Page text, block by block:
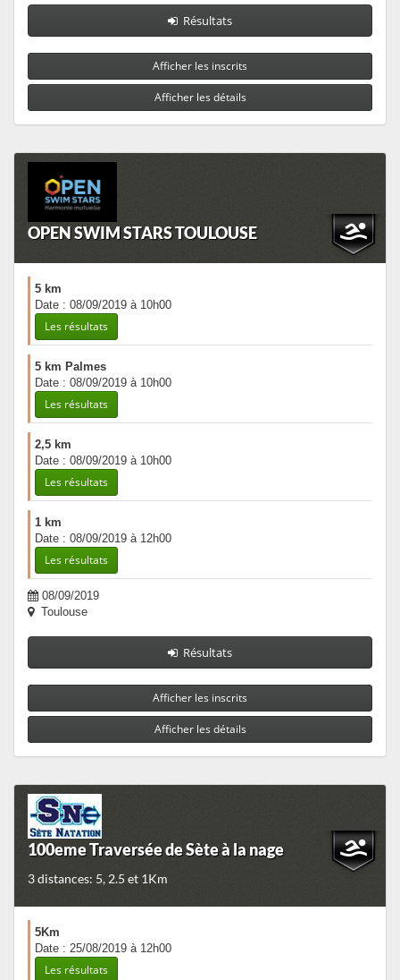
Résultats
Afficher les inscrits
Afficher les détails
OPEN SWIM STARS TOULOUSE
5 km
Date : 08/09/2019 à 10h00
Les résultats
5 km Palmes
Date : 08/09/2019 à 10h00
Les résultats
2,5 km
Date : 08/09/2019 à 10h00
Les résultats
1 km
Date : 08/09/2019 à 12h00
Les résultats
08/09/2019
Toulouse
Résultats
Afficher les inscrits
Afficher les détails
100eme Traversée de Sète à la nage
3 distances: 5, 2.5 et 1Km
5Km
Date : 25/08/2019 à 12h00
Les résultats